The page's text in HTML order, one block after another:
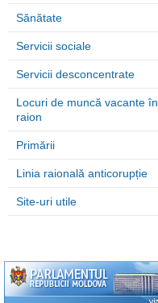
Sănătate
Servicii sociale
Servicii desconcentrate
Locuri de muncă vacante în
raion
Primării
Linia raională anticorupție
Site-uri utile